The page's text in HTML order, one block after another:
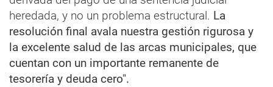
heredada, y no un problema estructural. La
resolución final avala nuestra gestión rigurosa y
la excelente salud de las arcas municipales, que
cuentan con un importante remanente de
tesorería y deuda cero".